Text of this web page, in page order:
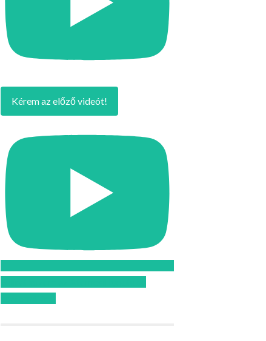
Kérem az előző videót!